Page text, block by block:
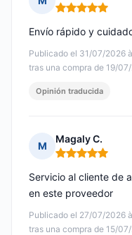
Nota: 5 de 5
Publicado el 31/07/2026
tras una compra de 19/
Envío rápido y
Opinión traducida
M
Magaly C.
Nota: 5 de 5
Publicado el 27/07/2026
tras una compra de 15/
Servicio al cliente de
en este proveedor